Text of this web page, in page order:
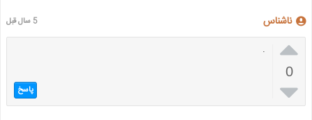
ناشناس 5 سال قبل

0

.
پاسخ